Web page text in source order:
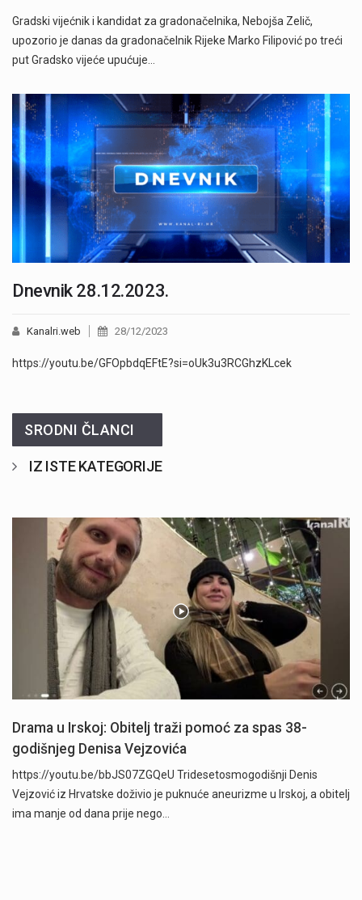
Gradski vijećnik i kandidat za gradonačelnika, Nebojša Zelič,
upozorio je danas da gradonačelnik Rijeke Marko Filipović po treći
put Gradsko vijeće upućuje…
Dnevnik 28.12.2023.
Kanalri.web 28/12/2023
https://youtu.be/GFOpbdqEFtE?si=oUk3u3RCGhzKLcek
SRODNI ČLANCI
IZ ISTE KATEGORIJE
Drama u Irskoj: Obitelj traži pomoć za spas 38-
godišnjeg Denisa Vejzovića
https://youtu.be/bbJS07ZGQeU Tridesetosmogodišnji Denis
Vejzović iz Hrvatske doživio je puknuće aneurizme u Irskoj, a obitelj
ima manje od dana prije nego…